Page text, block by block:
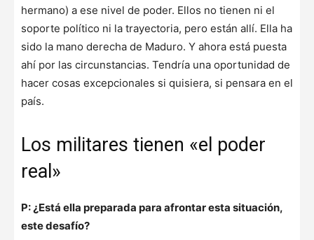
hermano) a ese nivel de poder. Ellos no tienen ni el
soporte político ni la trayectoria, pero están allí. Ella ha
sido la mano derecha de Maduro. Y ahora está puesta
ahí por las circunstancias. Tendría una oportunidad de
hacer cosas excepcionales si quisiera, si pensara en el
país.
Los militares tienen «el poder
real»
P: ¿Está ella preparada para afrontar esta situación,
este desafío?